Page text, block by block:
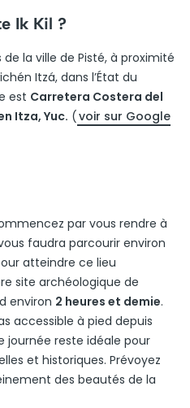
Ik Kil ?
la ville de Pisté, à proximité
Itzá, dans l’État du
est Carretera Costera del
Itza, Yuc. (voir sur Google
par vous rendre à
faudra parcourir environ
atteindre ce lieu
site archéologique de
environ 2 heures et demie.
accessible à pied depuis
journée reste idéale pour
et historiques. Prévoyez
des beautés de la